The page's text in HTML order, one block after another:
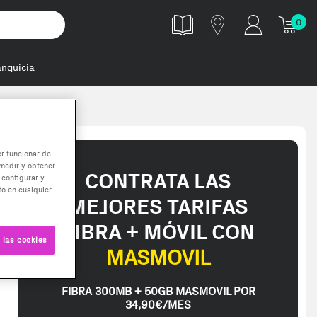
0
CONTRATA LAS
MEJORES TARIFAS
FIBRA + MÓVIL CON
MASMOVIL
FIBRA 300MB + 50GB MASMOVIL POR
34,90€/MES
funcionar de
y obtener
y
en cualquier
cookies